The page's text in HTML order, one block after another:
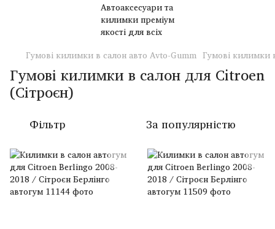
Гумові килимки в салон авто Avto-Gumm Гумові килимки
Гумові килимки в салон для Citroen
(Сітроєн)
Фільтр За популярністю